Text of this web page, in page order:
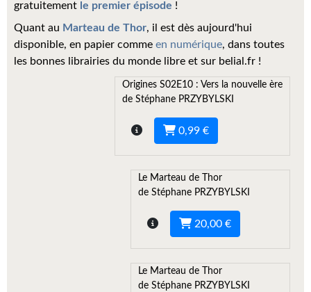
Pulps
Wotan
gratuitement le premier épisode !
Quant au Marteau de Thor, il est dès aujourd'hui
disponible, en papier comme en numérique, dans toutes
les bonnes librairies du monde libre et sur belial.fr !
Origines S02E10 : Vers la nouvelle ère
de Stéphane PRZYBYLSKI
0,99 €
Le Marteau de Thor
de Stéphane PRZYBYLSKI
20,00 €
Le Marteau de Thor
de Stéphane PRZYBYLSKI